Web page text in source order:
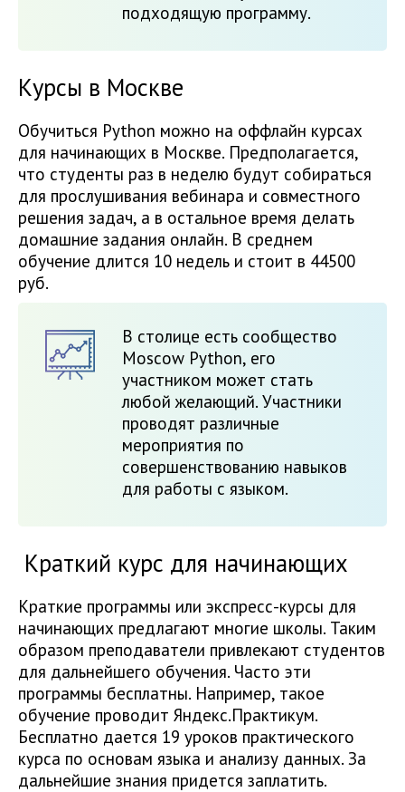
подходящую программу.
Курсы в Москве
Обучиться Python можно на оффлайн курсах
для начинающих в Москве. Предполагается,
что студенты раз в неделю будут собираться
для прослушивания вебинара и совместного
решения задач, а в остальное время делать
домашние задания онлайн. В среднем
обучение длится 10 недель и стоит в 44500
руб.
В столице есть сообщество
Moscow Python, его
участником может стать
любой желающий. Участники
проводят различные
мероприятия по
совершенствованию навыков
для работы с языком.
Краткий курс для начинающих
Краткие программы или экспресс-курсы для
начинающих предлагают многие школы. Таким
образом преподаватели привлекают студентов
для дальнейшего обучения. Часто эти
программы бесплатны. Например, такое
обучение проводит Яндекс.Практикум.
Бесплатно дается 19 уроков практического
курса по основам языка и анализу данных. За
дальнейшие знания придется заплатить.